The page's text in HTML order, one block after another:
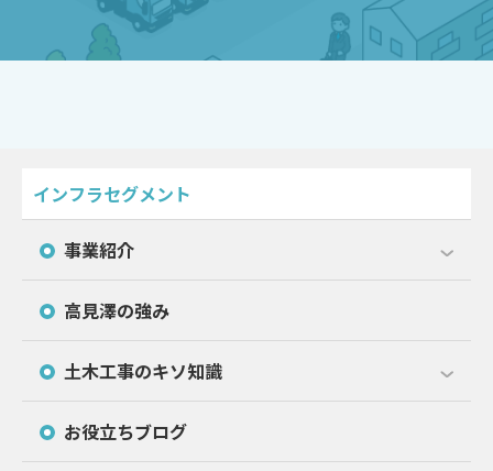
インフラセグメント
事業紹介
高見澤の強み
土木工事のキソ知識
お役立ちブログ